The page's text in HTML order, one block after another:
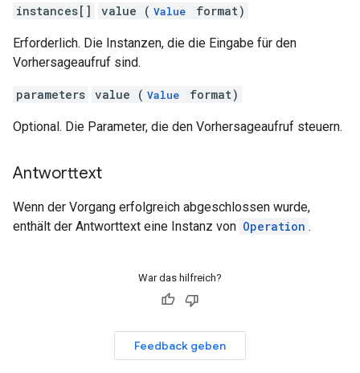
instances[]
value ( Value format)
Erforderlich. Die Instanzen, die die Eingabe für den
Vorhersageaufruf sind.
parameters value ( Value format)
Optional. Die Parameter, die den Vorhersageaufruf steuern.
Antworttext
Wenn der Vorgang erfolgreich abgeschlossen wurde,
enthält der Antworttext eine Instanz von Operation .
War das hilfreich?
Feedback geben